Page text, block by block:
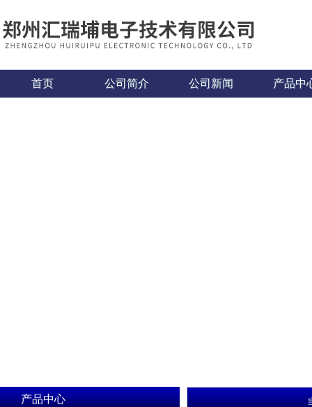
首页 公司简介 公司新闻 产品中
产品中心